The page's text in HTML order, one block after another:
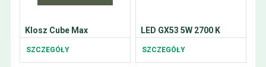
Klosz Cube Max
SZCZEGÓŁY
LED GX53 5W 2700 K
SZCZEGÓŁY